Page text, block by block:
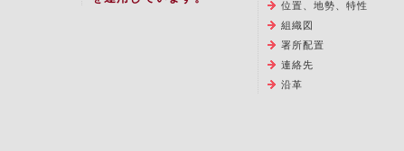
位置、地勢、特性
組織図
署所配置
連絡先
沿革